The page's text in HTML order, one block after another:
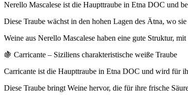
Nerello Mascalese ist die Haupttraube in Etna DOC und
Diese Traube wächst in den hohen Lagen des Ätna, wo
Weine aus Nerello Mascalese haben eine gute Struktur,
🍇 Carricante – Siziliens charakteristische weiße Traube
Carricante ist die Haupttraube in Etna DOC und wird für
Diese Traube bringt Weine hervor, die für ihre frische